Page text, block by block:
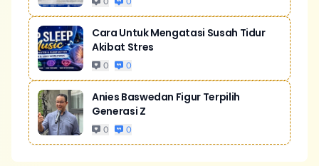
Cara Untuk Mengatasi Susah Tidur
Akibat Stres
0 0
Anies Baswedan Figur Terpilih
Generasi Z
0 0